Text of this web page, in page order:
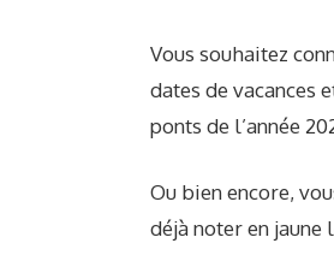
Vous souhaitez
dates de vacances
ponts de l’année
Ou bien encore,
déjà noter en jaune